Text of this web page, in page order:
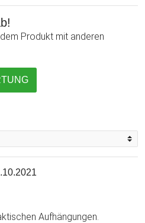
Produkt mit anderen
Aufhängungen.